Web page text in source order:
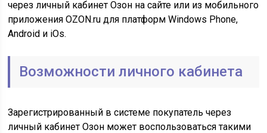
через личный кабинет Озон на сайте или из мобильного
приложения OZON.ru для платформ Windows Phone,
Android и iOs.
Возможности личного кабинета
Зарегистрированный в системе покупатель через
личный кабинет Озон может воспользоваться такими